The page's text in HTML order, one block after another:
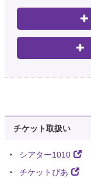
チケット取扱い
シアター1010
チケットぴあ